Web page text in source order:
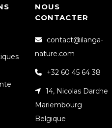
NOUS
CONTACTER
contact@ilanga-
nature.com
+32 60 45 64 38
14, Nicolas Darche
Mariembourg
Belgique